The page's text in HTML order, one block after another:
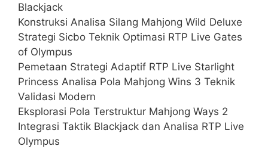
Blackjack
Konstruksi Analisa Silang Mahjong Wild Deluxe
Strategi Sicbo Teknik Optimasi RTP Live Gates
of Olympus
Pemetaan Strategi Adaptif RTP Live Starlight
Princess Analisa Pola Mahjong Wins 3 Teknik
Validasi Modern
Eksplorasi Pola Terstruktur Mahjong Ways 2
Integrasi Taktik Blackjack dan Analisa RTP Live
Olympus